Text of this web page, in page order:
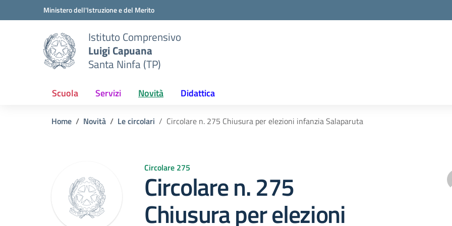
Vai ai contenuti
Vai al menu di navigazioneMinistero dell'Istruzione e del Merito
Istituto Comprensivo
Luigi Capuana
Santa Ninfa (TP)
Scuola Servizi Novità Didattica
Home Novità Le circolari Circolare n. 275 Chiusura per elezioni infanzia Salaparuta
Circolare 275
Circolare n. 275
Chiusura per elezioni